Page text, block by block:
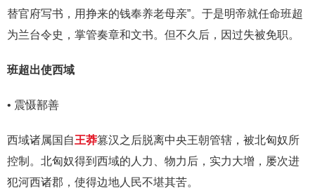
替官府写书，用挣来的钱奉养老母亲”。于是明帝就任命班超
为兰台令史，掌管奏章和文书。但不久后，因过失被免职。
班超出使西域
• 震慑鄯善
西域诸属国自王莽篡汉之后脱离中央王朝管辖，被北匈奴所
控制。北匈奴得到西域的人力、物力后，实力大增，屡次进
犯河西诸郡，使得边地人民不堪其苦。